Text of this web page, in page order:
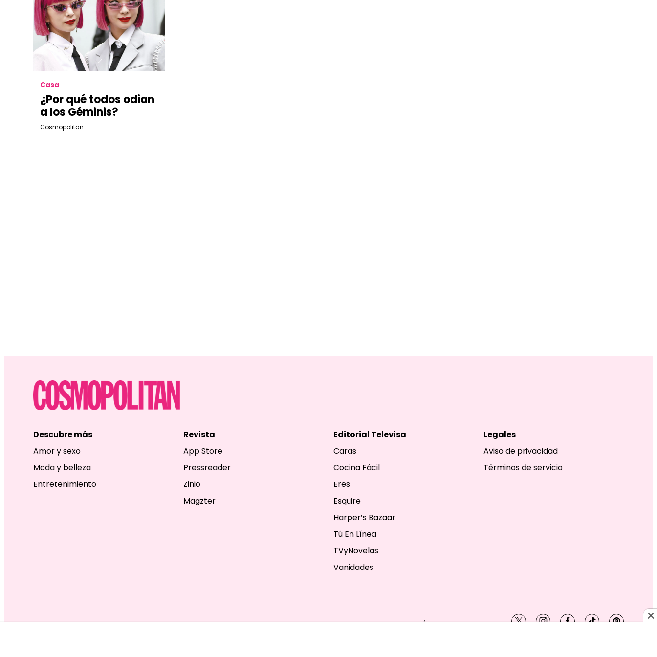
Casa
¿Por qué todos odian
a los Géminis?
Cosmopolitan
Descubre más
Amor y sexo
Moda y belleza
Entretenimiento
Revista
App Store
Pressreader
Zinio
Magzter
Editorial Televisa
Caras
Cocina Fácil
Eres
Esquire
Harper’s Bazaar
Tú En Línea
TVyNovelas
Vanidades
Legales
Aviso de privacidad
Términos de servicio
EDITORIAL TELEVISA S.A. DE C.V. TODOS LOS DERECHOS RESERVADOS. TBG - EDITORIAL TELEVISA - LIFESTYLES - BEAUTY / FASHION twitterinstagramfacebook
tiktokpinterest